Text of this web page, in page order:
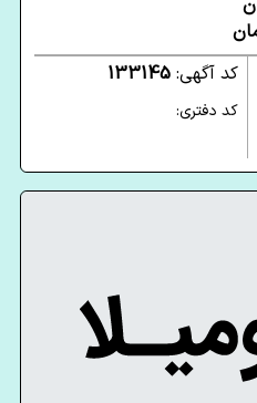
کد آگهی: 133145
کد دفتری: